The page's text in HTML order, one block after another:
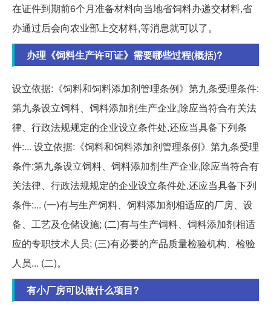
在证件到期前6个月准备材料向当地省饲料办递交材料,省
办通过后会向农业部上交材料,等消息就可以了。
办理《饲料生产许可证》需要哪些过程(概括)?
设立依据:《饲料和饲料添加剂管理条例》第九条受理条件:
第九条设立饲料、饲料添加剂生产企业,除应当符合有关法
律、行政法规规定的企业设立条件处,还应当具备下列条
件:... 设立依据:《饲料和饲料添加剂管理条例》第九条受理
条件:第九条设立饲料、饲料添加剂生产企业,除应当符合有
关法律、行政法规规定的企业设立条件处,还应当具备下列
条件:... (一)有与生产饲料、饲料添加剂相适应的厂房、设
备、工艺及仓储设施; (二)有与生产饲料、饲料添加剂相适
应的专职技术人员; (三)有必要的产品质量检验机构、检验
人员... (二)。
有小厂房可以做什么项目?